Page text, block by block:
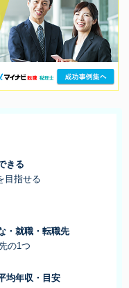
きる
目指せる
・就職・転職先
の1つ
均年収・目安